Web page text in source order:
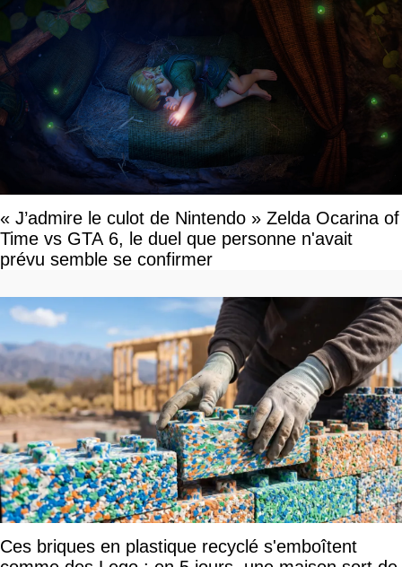
« J’admire le culot de Nintendo » Zelda Ocarina of
Time vs GTA 6, le duel que personne n'avait
prévu semble se confirmer
Ces briques en plastique recyclé s'emboîtent